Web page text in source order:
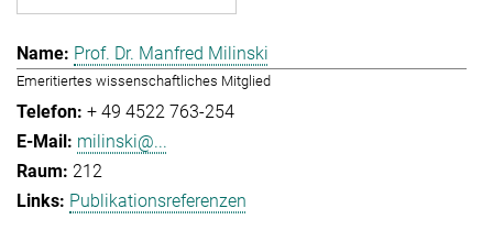
Prof. Dr. Manfred Milinski
Emeritiertes wissenschaftliches Mitglied
+ 49 4522 763-254
milinski@...
212
Publikationsreferenzen